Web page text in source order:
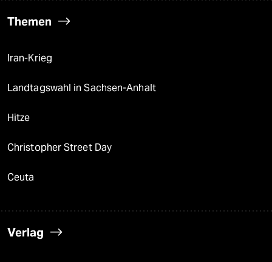
Themen
Iran-Krieg
Landtagswahl in Sachsen-Anhalt
Hitze
Christopher Street Day
Ceuta
Verlag